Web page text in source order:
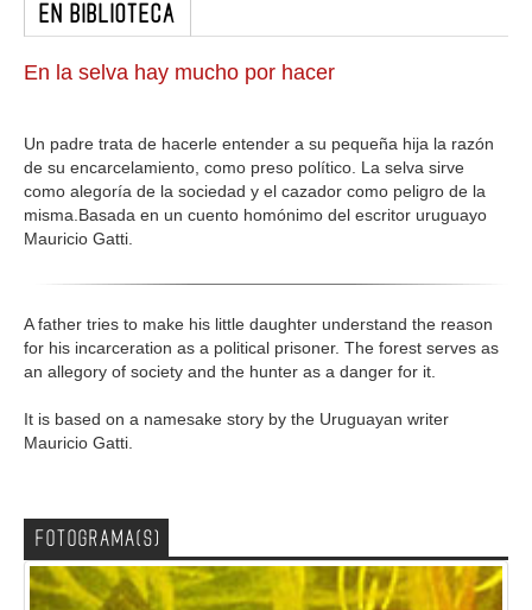
MUJERES
AUDIOVISUAL INDIGENA Y COMUNITARIO
EN BIBLIOTECA
En la selva hay mucho por hacer
Un padre trata de hacerle entender a su pequeña hija la razón
de su encarcelamiento, como preso político. La selva sirve
como alegoría de la sociedad y el cazador como peligro de la
misma.Basada en un cuento homónimo del escritor uruguayo
Mauricio Gatti.
A father tries to make his little daughter understand the reason
for his incarceration as a political prisoner. The forest serves as
an allegory of society and the hunter as a danger for it.
It is based on a namesake story by the Uruguayan writer
Mauricio Gatti.
FOTOGRAMA(S)